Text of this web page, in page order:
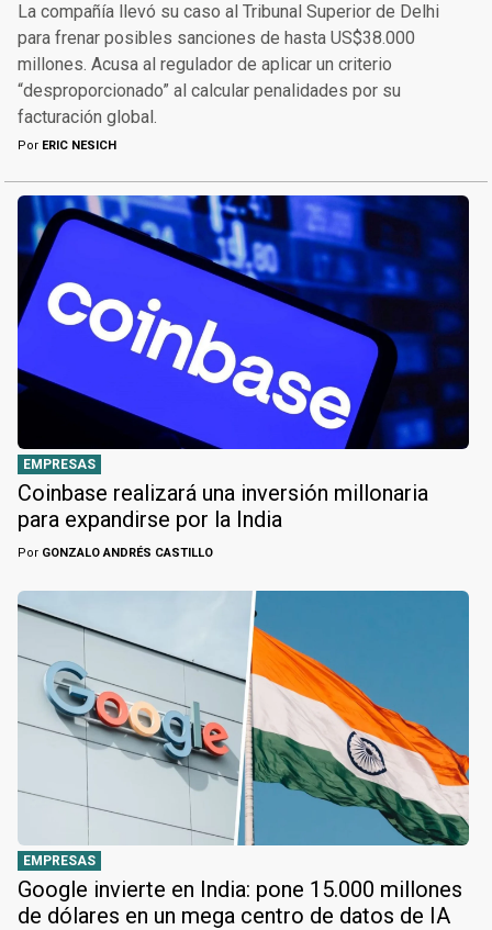
La compañía llevó su caso al Tribunal Superior de Delhi
para frenar posibles sanciones de hasta US$38.000
millones. Acusa al regulador de aplicar un criterio
“desproporcionado” al calcular penalidades por su
facturación global.
Por ERIC NESICH
EMPRESAS
Coinbase realizará una inversión millonaria
para expandirse por la India
Por GONZALO ANDRÉS CASTILLO
EMPRESAS
Google invierte en India: pone 15.000 millones
de dólares en un mega centro de datos de IA